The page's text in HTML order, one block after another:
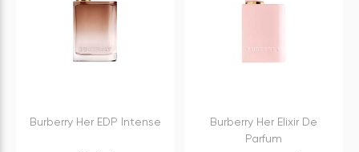
Burberry Her EDP Intense
Burberry Her Elixir De
Parfum